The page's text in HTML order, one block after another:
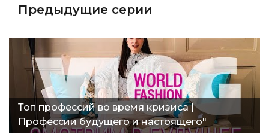
Предыдущие серии
Топ профессий во время кризиса |
Профессии будущего и настоящего"